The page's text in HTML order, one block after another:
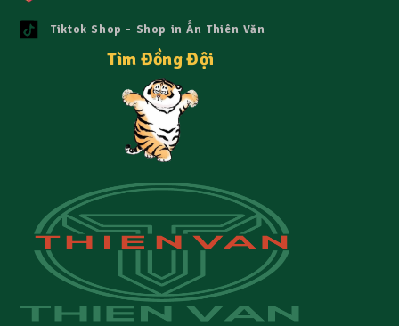
Tiktok Shop - Shop in Ấn Thiên Văn
Tìm Đồng Đội